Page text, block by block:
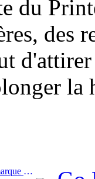
du
des
la
Prev:China Travel Group a lancé la marque « China Travel Good Times » pour se développer sur le marché du tourisme senior.